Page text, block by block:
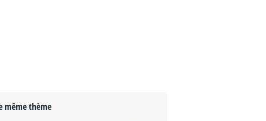
même thème